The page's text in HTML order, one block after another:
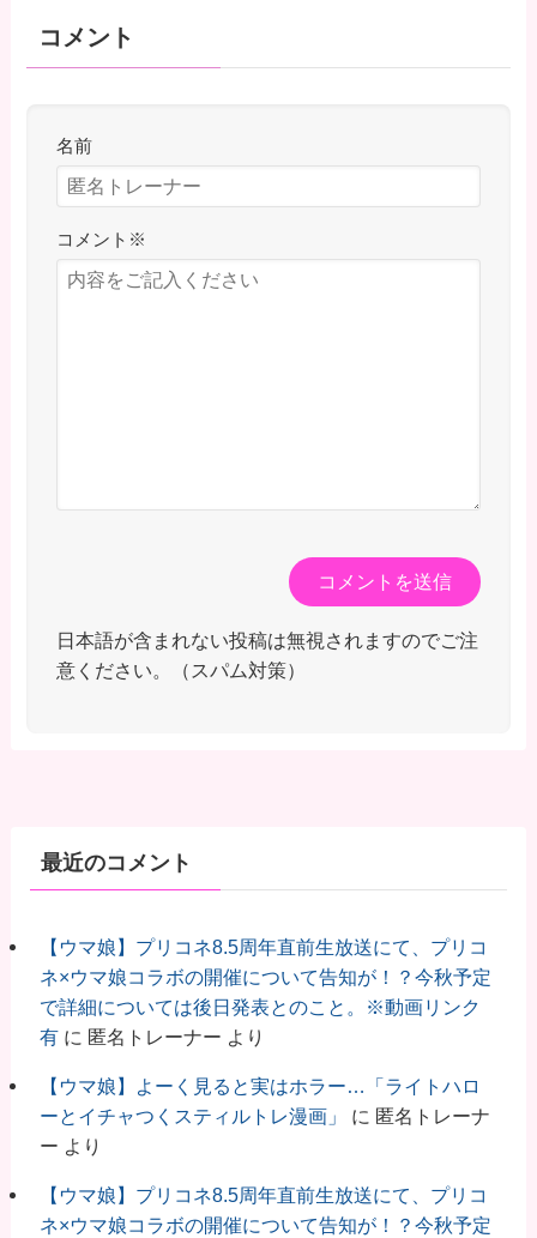
コメント
名前
コメント ※
日本語が含まれない投稿は無視されますのでご注
意ください。（スパム対策）
最近のコメント
【ウマ娘】プリコネ8.5周年直前生放送にて、プリコ
ネ×ウマ娘コラボの開催について告知が！？今秋予定
で詳細については後日発表とのこと。※動画リンク
有に 匿名トレーナー より
【ウマ娘】よーく見ると実はホラー…「ライトハロ
ーとイチャつくスティルトレ漫画」
に 匿名トレーナ
ー より
【ウマ娘】プリコネ8.5周年直前生放送にて、プリコ
ネ×ウマ娘コラボの開催について告知が！？今秋予定